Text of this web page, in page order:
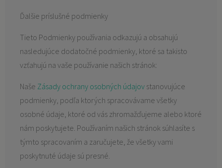
Ďalšie príslušné podmienky
Tieto Podmienky používania odkazujú a obsahujú
nasledujúce dodatočné podmienky, ktoré sa takisto
vzťahujú na vaše používanie našich stránok:
Naše Zásady ochrany osobných údajov stanovujúce
podmienky, podľa ktorých spracovávame všetky
osobné údaje, ktoré od vás zhromažďujeme alebo ktoré
nám poskytujete. Používaním našich stránok súhlasíte s
týmto spracovaním a zaručujete, že všetky vami
poskytnuté údaje sú presné.